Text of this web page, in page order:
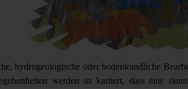
hydrogeologische oder bodenkundliche
werden so kartiert, dass eine